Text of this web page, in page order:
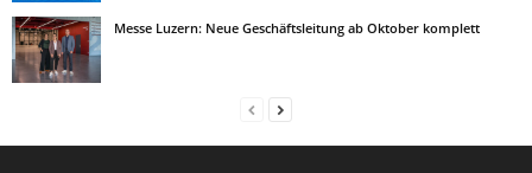
Messe Luzern: Neue Geschäftsleitung ab Oktober komplett